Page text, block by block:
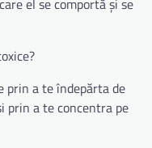
el se comportă și se
prin a te îndepărta de
prin a te concentra pe